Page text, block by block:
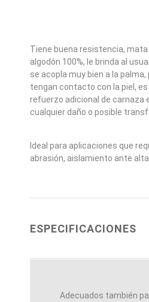
Tiene buena resistencia,
algodón 100%, le brinda al
se acopla muy bien a la
tengan contacto con la piel,
refuerzo adicional de carnaza
cualquier daño o posible
Ideal para aplicaciones que
abrasión, aislamiento ante
ESPECIFICACIONES
Adecuados también